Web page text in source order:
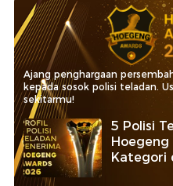
Ajang penghargaan
kepada sosok polisi teladan.
sekitarmu!
5 Polisi
Hoegeng
Kategori